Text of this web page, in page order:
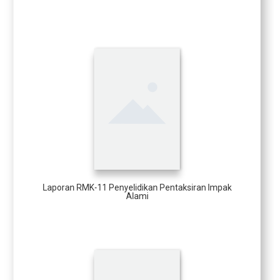
Laporan RMK-11 Penyelidikan Pentaksiran Impak
Alami